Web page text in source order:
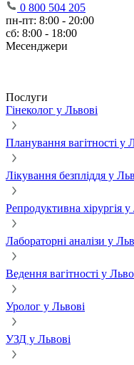
0 800 504 205
пн-пт: 8:00 - 20:00
сб: 8:00 - 18:00
Месенджери
Послуги
Гінеколог у Львові
Планування вагітності у
Лікування безпліддя у
Репродуктивна хірургія у
Лабораторні аналізи у
Ведення вагітності у
Уролог у Львові
УЗД у Львові